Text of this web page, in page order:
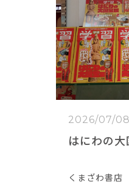
2026/07/
はにわの
くまざわ書店